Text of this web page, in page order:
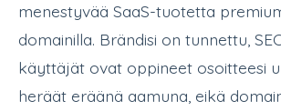
menestyvää SaaS-tuotetta
domainilla. Brändisi on tunnettu,
käyttäjät ovat oppineet osoitteesi
heräät eräänä aamuna, eikä